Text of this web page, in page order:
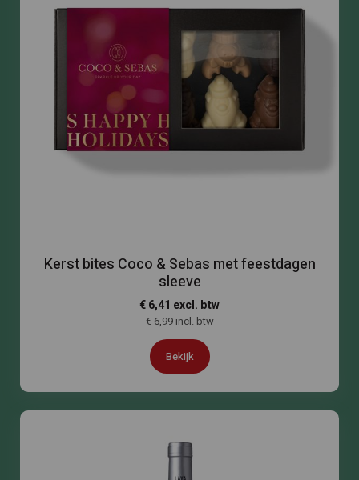
Kerst bites Coco & Sebas met feestdagen
sleeve
€ 6,41 excl. btw
€ 6,99 incl. btw
Bekijk